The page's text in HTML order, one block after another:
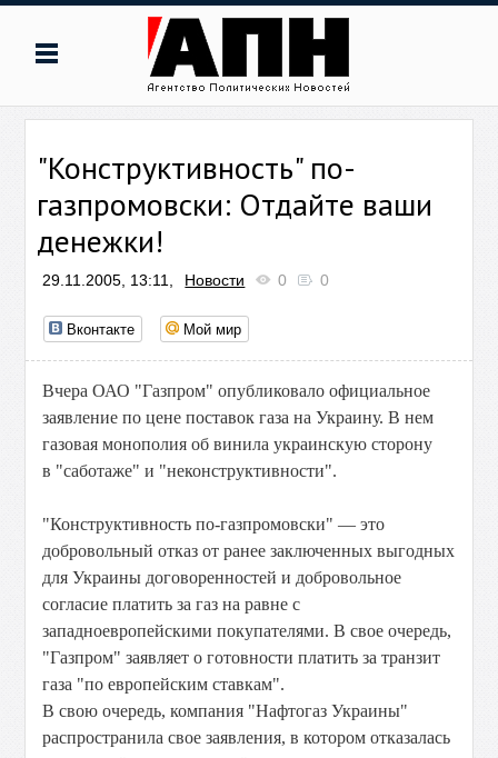
"Конструктивность" по-
газпромовски: Отдайте ваши
денежки!
29.11.2005, 13:11, Новости 0 0
Вконтакте Мой мир
Вчера ОАО "Газпром" опубликовало официальное
заявление по цене поставок газа на Украину. В нем
газовая монополия об винила украинскую сторону
в "саботаже" и "неконструктивности".
"Конструктивность по-газпромовски" — это
добровольный отказ от ранее заключенных выгодных
для Украины договоренностей и добровольное
согласие платить за газ на равне с
западноевропейскими покупателями. В свое очередь,
"Газпром" заявляет о готовности платить за транзит
газа "по европейским ставкам".
В свою очередь, компания "Нафтогаз Украины"
распространила свое заявления, в котором отказалась